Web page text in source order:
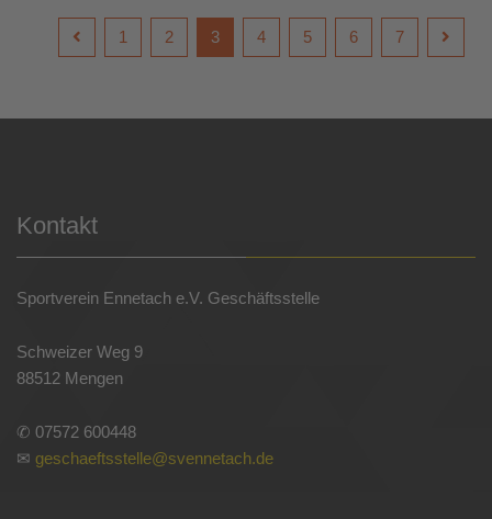
1 2 3 4 5 6 7
Kontakt
Sportverein Ennetach e.V. Geschäftsstelle
Schweizer Weg 9
88512 Mengen
✆ 07572 600448
✉ geschaeftsstelle@svennetach.de